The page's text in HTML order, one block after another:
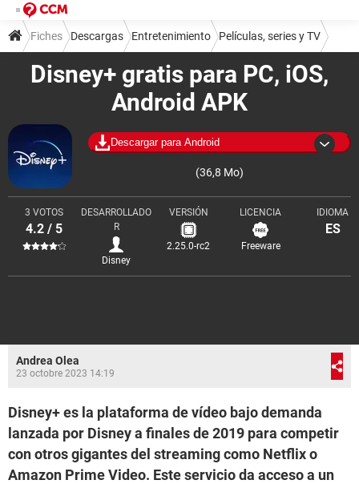
Disney+ gratis para PC, iOS,
Android APK
Descargar para Android
(36,8 Mo)
3 VOTOS
4.2 / 5
DESARROLLADO
R
Disney
VERSIÓN
2.25.0-rc2
LICENCIA
Freeware
IDIOMA
ES
Fiches Descargas Entretenimiento Películas, series y TV
Andrea Olea
23 octobre 2023 14:19
Disney+ es la plataforma de vídeo bajo demanda
lanzada por Disney a finales de 2019 para competir
con otros gigantes del streaming como Netflix o
Amazon Prime Video. Este servicio da acceso a un